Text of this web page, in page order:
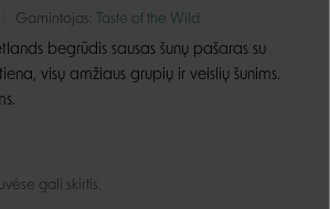
Gamintojas: Taste of the Wild
begrūdis sausas šunų pašaras su
visų amžiaus grupių ir veislių šunims.
gali skirtis.